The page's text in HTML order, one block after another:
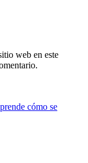
web en este
cómo se